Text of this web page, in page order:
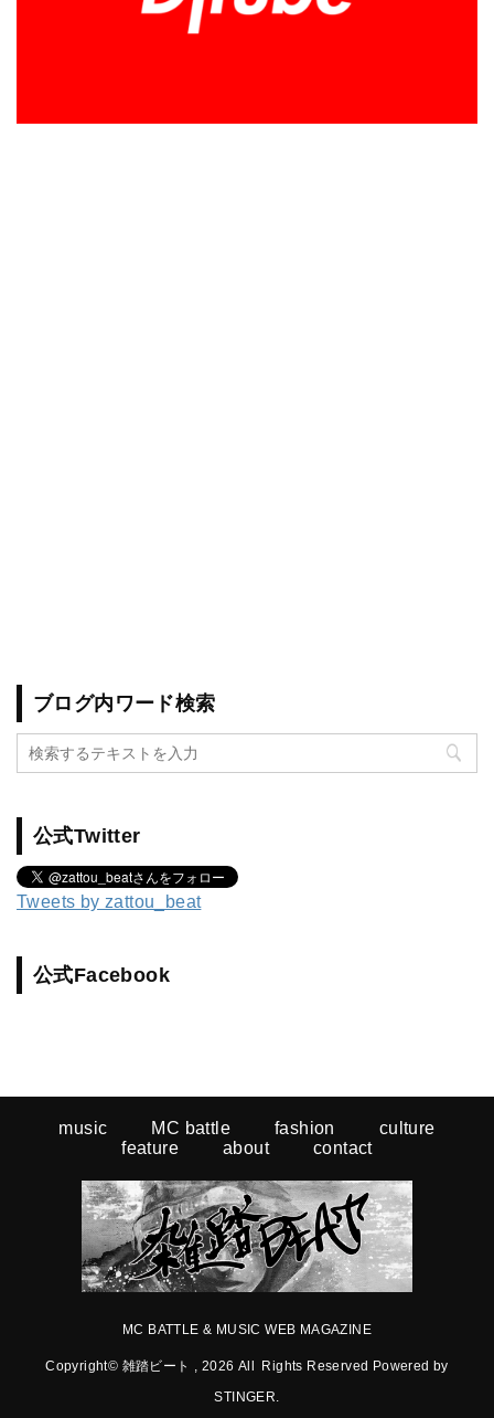
ブログ内ワード検索
公式Twitter
Tweets by zattou_beat
公式Facebook
music MC battle fashion
culture
feature
about contact
MC BATTLE & MUSIC WEB MAGAZINE
Copyright© 雑踏ビート , 2026 All Rights Reserved Powered by
STINGER.